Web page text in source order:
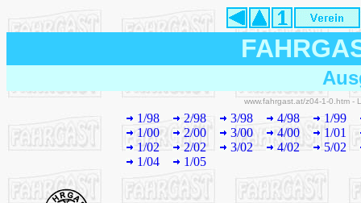
www.fahrgast.at/z04-1-0.htm -
1/98 2/98 3/98 4/98
1/99
1/00
2/00 3/00 4/00
1/01
1/02
2/02 3/02 4/02
5/02
1/04
1/05